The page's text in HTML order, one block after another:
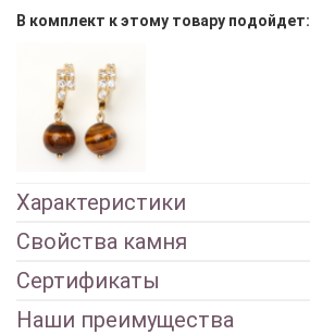
В комплект к этому товару подойдет:
Характеристики
Свойства камня
Сертификаты
Наши преимущества